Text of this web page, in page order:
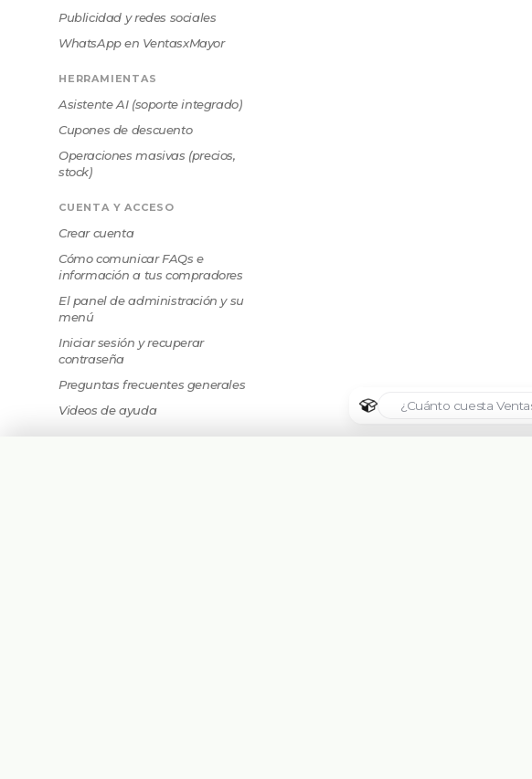
Publicidad y redes sociales
WhatsApp en VentasxMayor
HERRAMIENTAS
Asistente AI (soporte integrado)
Cupones de descuento
Operaciones masivas (precios,
stock)
CUENTA Y ACCESO
Crear cuenta
Cómo comunicar FAQs e
información a tus compradores
El panel de administración y su
menú
Iniciar sesión y recuperar
contraseña
Preguntas frecuentes generales
Videos de ayuda